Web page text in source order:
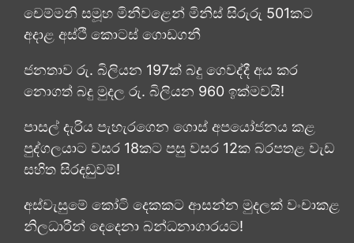
චෙම්මනි සමූහ මිනීවළෙන් මිනිස් සිරුරු 501කට
අදාළ අස්ථි කොටස් ගොඩගනී
ජනතාව රු. බිලියන 197ක් බදු ගෙවද්දී අය කර
නොගත් බදු මුදල රු. බිලියන 960 ඉක්මවයි!
පාසල් දැරිය පැහැරගෙන ගොස් අපයෝජනය කළ
පුද්ගලයාට වසර 18කට පසු වසර 12ක බරපතළ වැඩ
සහිත සිරදඬුවම්!
අස්වැසුමේ කෝටි දෙකකට ආසන්න මුදලක් වංචාකළ
නිලධාරීන් දෙදෙනා බන්ධනාගාරයට!